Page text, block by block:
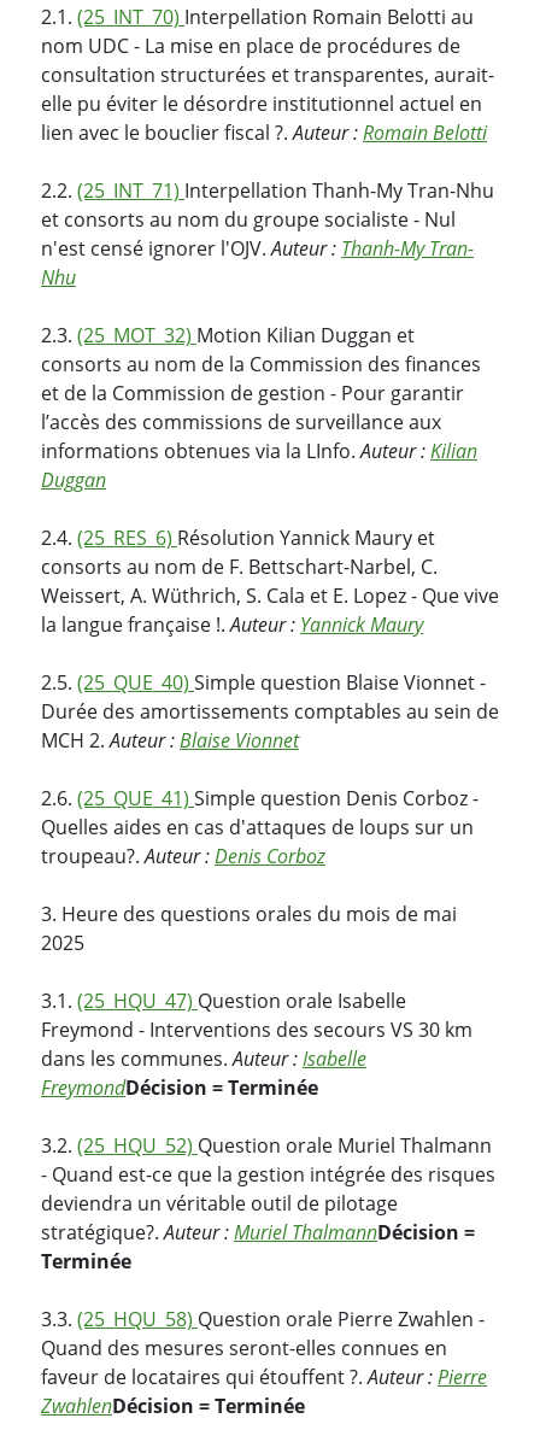
2.1. (25_INT_70) Interpellation Romain Belotti au
nom UDC - La mise en place de procédures de
consultation structurées et transparentes, aurait-
elle pu éviter le désordre institutionnel actuel en
lien avec le bouclier fiscal ?.Auteur :Romain Belotti
2.2. (25_INT_71) Interpellation Thanh-My Tran-Nhu
et consorts au nom du groupe socialiste - Nul
n'est censé ignorer l'OJV.Auteur : Thanh-My Tran-
Nhu
2.3. (25_MOT_32) Motion Kilian Duggan et
consorts au nom de la Commission des finances
et de la Commission de gestion - Pour garantir
l’accès des commissions de surveillance aux
informations obtenues via la LInfo.Auteur :Kilian
Duggan
2.4. (25_RES_6) Résolution Yannick Maury et
consorts au nom de F. Bettschart-Narbel, C.
Weissert, A. Wüthrich, S. Cala et E. Lopez - Que vive
la langue française !.Auteur : Yannick Maury
2.5. (25_QUE_40) Simple question Blaise Vionnet -
Durée des amortissements comptables au sein de
MCH 2.Auteur :Blaise Vionnet
2.6. (25_QUE_41) Simple question Denis Corboz -
Quelles aides en cas d'attaques de loups sur un
troupeau?.Auteur :Denis Corboz
3. Heure des questions orales du mois de mai
2025
3.1. (25_HQU_47) Question orale Isabelle
Freymond - Interventions des secours VS 30 km
dans les communes.Auteur :Isabelle
FreymondDécision = Terminée
3.2. (25_HQU_52) Question orale Muriel Thalmann
- Quand est-ce que la gestion intégrée des risques
deviendra un véritable outil de pilotage
stratégique?.Auteur :Muriel ThalmannDécision =
Terminée
3.3. (25_HQU_58) Question orale Pierre Zwahlen -
Quand des mesures seront-elles connues en
faveur de locataires qui étouffent ?.Auteur :Pierre
ZwahlenDécision = Terminée